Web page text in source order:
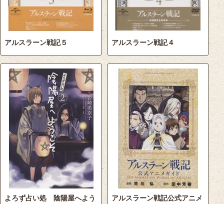
アルスラーン戦記５ アルスラーン戦記４
よろず占い処 陰陽屋へよう
アルスラーン戦記公式アニメ